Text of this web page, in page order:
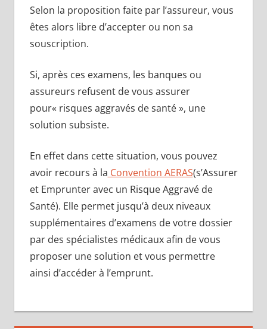
Selon la proposition faite par l’assureur, vous
êtes alors libre d’accepter ou non sa
souscription.
Si, après ces examens, les banques ou
assureurs refusent de vous assurer
pour« risques aggravés de santé », une
solution subsiste.
En effet dans cette situation, vous pouvez
avoir recours à la Convention AERAS(s’Assurer
et Emprunter avec un Risque Aggravé de
Santé). Elle permet jusqu’à deux niveaux
supplémentaires d’examens de votre dossier
par des spécialistes médicaux afin de vous
proposer une solution et vous permettre
ainsi d’accéder à l’emprunt.